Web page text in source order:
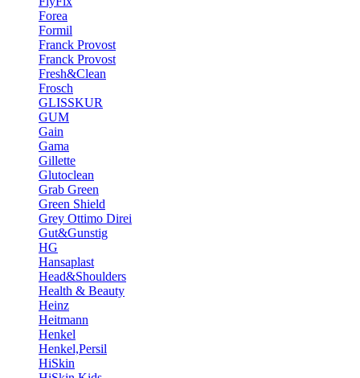
Forea
Formil
Franck Provost
Franck Provost
Fresh&Clean
Frosch
GLISSKUR
GUM
Gain
Gama
Gillette
Glutoclean
Grab Green
Green Shield
Grey Ottimo Direi
Gut&Gunstig
HG
Hansaplast
Head&Shoulders
Health & Beauty
Heinz
Heitmann
Henkel
Henkel,Persil
HiSkin